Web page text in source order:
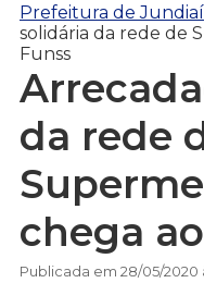
Prefeitura de Jundiaí
solidária da rede de
Funss
da rede
chega
Publicada em 28/05/2020